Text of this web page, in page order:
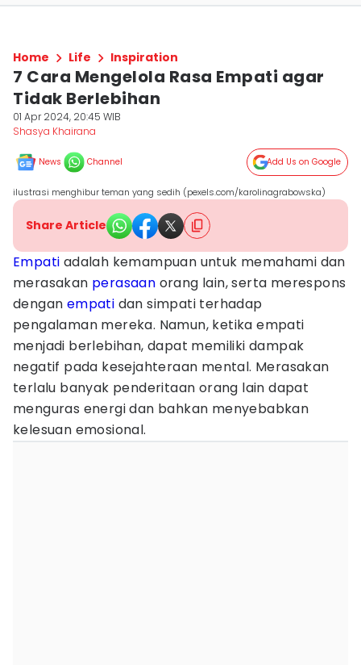
Home Life Inspiration
7 Cara Mengelola Rasa Empati agar
Tidak Berlebihan
01 Apr 2024, 20:45 WIB
Shasya Khairana
News Channel Add Us on Google
ilustrasi menghibur teman yang sedih (pexels.com/karolinagrabowska)
Share Article
Empati adalah kemampuan untuk memahami dan
merasakan perasaan orang lain, serta merespons
dengan empati dan simpati terhadap
pengalaman mereka. Namun, ketika empati
menjadi berlebihan, dapat memiliki dampak
negatif pada kesejahteraan mental. Merasakan
terlalu banyak penderitaan orang lain dapat
menguras energi dan bahkan menyebabkan
kelesuan emosional.